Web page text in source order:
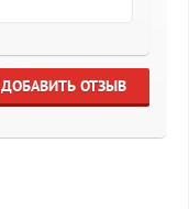
ДОБАВИТЬ ОТЗЫВ